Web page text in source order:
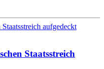
Staatsstreich